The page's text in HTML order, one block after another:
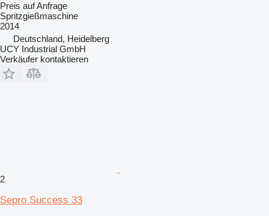
Preis auf Anfrage
Spritzgießmaschine
2014
Deutschland, Heidelberg
UCY Industrial GmbH
Verkäufer kontaktieren
2
Sepro Success 33